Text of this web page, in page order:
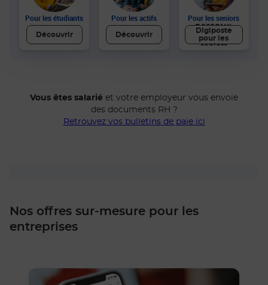
Pour les étudiants
Découvrir
Pour les actifs
Découvrir
Pour les seniors
Découvrir
Digiposte
pour les
seniors
Vous êtes salarié et votre employeur vous envoie
des documents RH ?
Retrouvez vos bulletins de paie ici
Nos offres sur-mesure pour les
entreprises